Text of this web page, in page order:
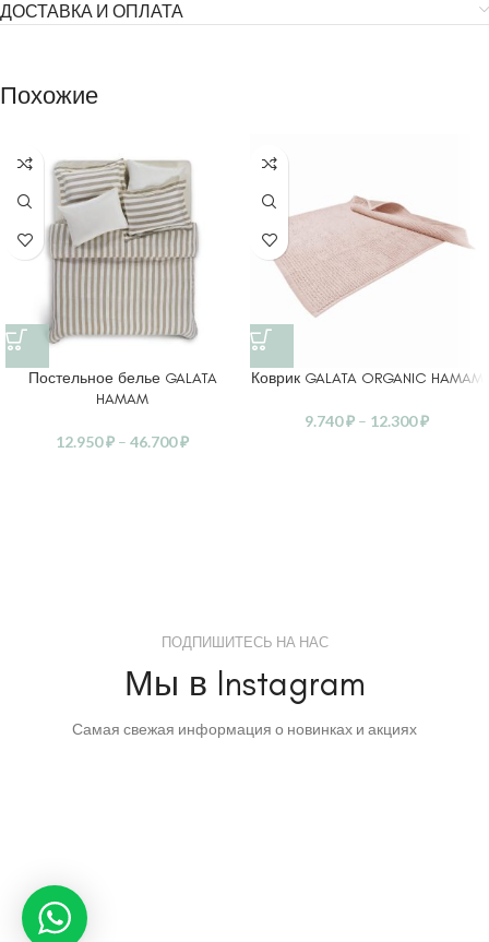
ДОСТАВКА И ОПЛАТА
Похожие
Постельное белье GALATA
HAMAM
12.950₽ – 46.700₽
Коврик GALATA ORGANIC HAMAM
9.740₽ – 12.300₽
ПОДПИШИТЕСЬ НА НАС
Мы в Instagram
Самая свежая информация о новинках и акциях